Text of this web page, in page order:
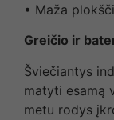
• Maža
Greičio ir
Šviečiantys
matyti esamą
metu rodys